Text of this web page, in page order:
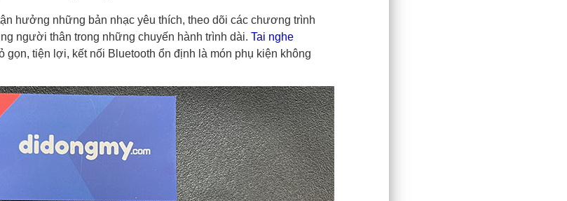
hưởng những bản nhạc yêu thích, theo dõi các chương trình
người thân trong những chuyến hành trình dài. Tai nghe
gọn, tiện lợi, kết nối Bluetooth ổn định là món phụ kiện không